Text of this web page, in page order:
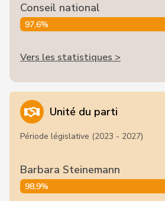
Conseil national
97,6%
Vers les statistiques >
Unité du parti
Période législative (2023 - 2027)
Barbara Steinemann
98,9%